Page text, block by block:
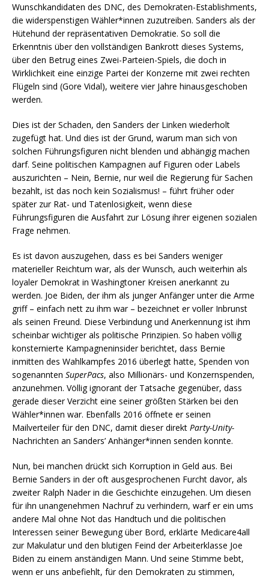
Wunschkandidaten des DNC, des Demokraten-Establishments,
die widerspenstigen Wähler*innen zuzutreiben. Sanders als der
Hütehund der repräsentativen Demokratie. So soll die
Erkenntnis über den vollständigen Bankrott dieses Systems,
über den Betrug eines Zwei-Parteien-Spiels, die doch in
Wirklichkeit eine einzige Partei der Konzerne mit zwei rechten
Flügeln sind (Gore Vidal), weitere vier Jahre hinausgeschoben
werden.
Dies ist der Schaden, den Sanders der Linken wiederholt
zugefügt hat. Und dies ist der Grund, warum man sich von
solchen Führungsfiguren nicht blenden und abhängig machen
darf. Seine politischen Kampagnen auf Figuren oder Labels
auszurichten – Nein, Bernie, nur weil die Regierung für Sachen
bezahlt, ist das noch kein Sozialismus! – führt früher oder
später zur Rat- und Tatenlosigkeit, wenn diese
Führungsfiguren die Ausfahrt zur Lösung ihrer eigenen sozialen
Frage nehmen.
Es ist davon auszugehen, dass es bei Sanders weniger
materieller Reichtum war, als der Wunsch, auch weiterhin als
loyaler Demokrat in Washingtoner Kreisen anerkannt zu
werden. Joe Biden, der ihm als junger Anfänger unter die Arme
griff – einfach nett zu ihm war – bezeichnet er voller Inbrunst
als seinen Freund. Diese Verbindung und Anerkennung ist ihm
scheinbar wichtiger als politische Prinzipien. So haben völlig
konsternierte Kampagneninsider berichtet, dass Bernie
inmitten des Wahlkampfes 2016 überlegt hatte, Spenden von
sogenannten SuperPacs, also Millionärs- und Konzernspenden,
anzunehmen. Völlig ignorant der Tatsache gegenüber, dass
gerade dieser Verzicht eine seiner größten Stärken bei den
Wähler*innen war. Ebenfalls 2016 öffnete er seinen
Mailverteiler für den DNC, damit dieser direkt Party-Unity-
Nachrichten an Sanders’ Anhänger*innen senden konnte.
Nun, bei manchen drückt sich Korruption in Geld aus. Bei
Bernie Sanders in der oft ausgesprochenen Furcht davor, als
zweiter Ralph Nader in die Geschichte einzugehen. Um diesen
für ihn unangenehmen Nachruf zu verhindern, warf er ein ums
andere Mal ohne Not das Handtuch und die politischen
Interessen seiner Bewegung über Bord, erklärte Medicare4all
zur Makulatur und den blutigen Feind der Arbeiterklasse Joe
Biden zu einem anständigen Mann. Und seine Stimme bebt,
wenn er uns anbefiehlt, für den Demokraten zu stimmen,